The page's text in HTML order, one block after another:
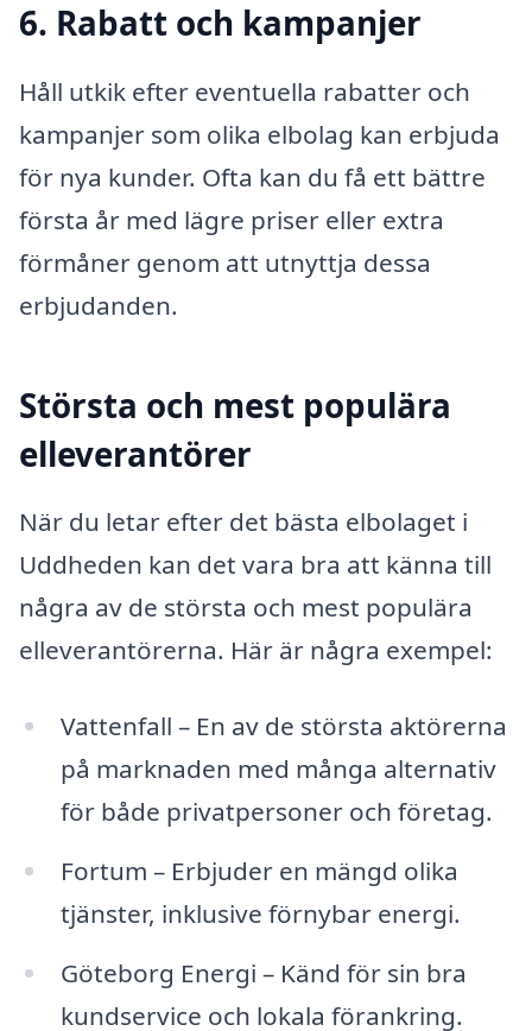
6. Rabatt och kampanjer
Håll utkik efter eventuella rabatter och
kampanjer som olika elbolag kan erbjuda
för nya kunder. Ofta kan du få ett bättre
första år med lägre priser eller extra
förmåner genom att utnyttja dessa
erbjudanden.
Största och mest populära
elleverantörer
När du letar efter det bästa elbolaget i
Uddheden kan det vara bra att känna till
några av de största och mest populära
elleverantörerna. Här är några exempel:
Vattenfall – En av de största aktörerna
på marknaden med många alternativ
för både privatpersoner och företag.
Fortum – Erbjuder en mängd olika
tjänster, inklusive förnybar energi.
Göteborg Energi – Känd för sin bra
kundservice och lokala förankring.